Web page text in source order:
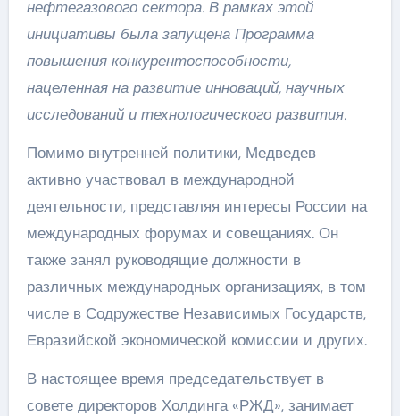
нефтегазового сектора. В рамках этой
инициативы была запущена Программа
повышения конкурентоспособности,
нацеленная на развитие инноваций, научных
исследований и технологического развития.
Помимо внутренней политики, Медведев
активно участвовал в международной
деятельности, представляя интересы России на
международных форумах и совещаниях. Он
также занял руководящие должности в
различных международных организациях, в том
числе в Содружестве Независимых Государств,
Евразийской экономической комиссии и других.
В настоящее время председательствует в
совете директоров Холдинга «РЖД», занимает